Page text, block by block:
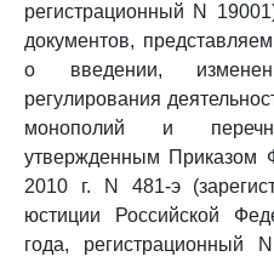
регистрационный N
документов,
о введении,
регулирования
монополий и
утвержденным Приказом
2010 г. N 481-э
юстиции Российской
года, регистрационный